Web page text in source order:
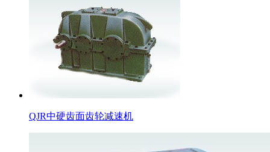
QJR中硬齿面齿轮减速机